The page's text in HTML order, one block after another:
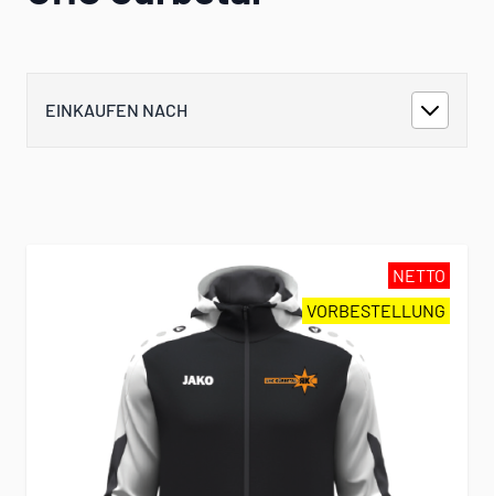
EINKAUFEN NACH
NETTO
VORBESTELLUNG